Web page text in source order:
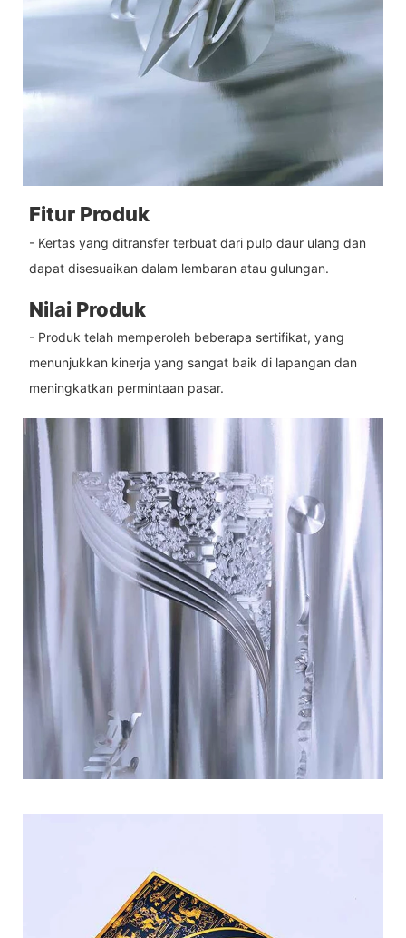
Fitur Produk
- Kertas yang ditransfer terbuat dari pulp daur ulang dan
dapat disesuaikan dalam lembaran atau gulungan.
Nilai Produk
- Produk telah memperoleh beberapa sertifikat, yang
menunjukkan kinerja yang sangat baik di lapangan dan
meningkatkan permintaan pasar.